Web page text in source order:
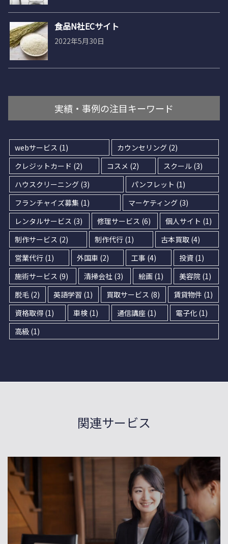
食品N社ECサイト
2022年5月30日
実績・事例の注目キーワード
webサービス (1) カウンセリング (2)
クレジットカード (2) コスメ (2) スクール(3)
ハウスクリーニング (3) パンフレット (1)
フランチャイズ募集 (1) マーケティング(3)
レンタルサービス (3) 修理サービス (6) 個人サイト (1)
制作サービス (2) 制作代行 (1) 古本買取(4)
営業代行 (1) 外国車 (2) 工事 (4) 投資(1)
施術サービス (9) 清掃会社(3) 絵画 (1) 美容院(1)
脱毛 (2) 英語学習 (1) 買取サービス (8) 賃貸物件 (1)
資格取得 (1) 車検(1) 通信講座 (1) 電子化(1)
高級 (1)
関連サービス